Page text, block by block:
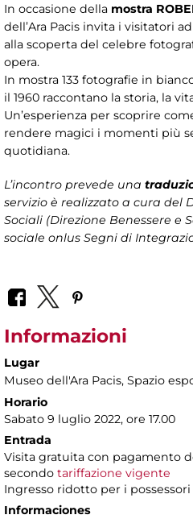
In occasione della mostra
dell’Ara Pacis invita i visitatori
alla scoperta del celebre
opera.
In mostra 133 fotografie in
il 1960 raccontano la storia, la
Un’esperienza per scoprire
rendere magici i momenti più
quotidiana.
L’incontro prevede una
servizio è realizzato a cura del
Sociali (Direzione Benessere e
sociale onlus Segni di
Informazioni
Lugar
Museo dell'Ara Pacis, Spazio
Horario
Sabato 9 luglio 2022, ore 17.00
Entrada
Visita gratuita con pagamento
secondo tariffazione vigente
Ingresso ridotto per i
Informaciones